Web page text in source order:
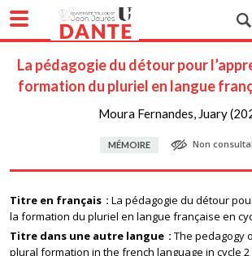
La pédagogie du détour pour
formation du pluriel en langue
Moura Fernandes, Juary
MÉMOIRE Non
Titre en français
La pédagogie du détour
la formation du pluriel en langue française en
Titre dans une autre langue
The pedagogy
plural formation in the french language in cycle 2